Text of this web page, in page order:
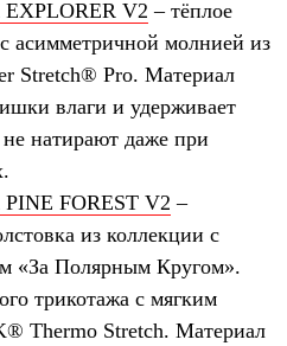
V2 – тёплое
асимметричной молнией из
Stretch® Pro. Материал
влаги и удерживает
натирают даже при
PINE FOREST V2 –
из коллекции с
«За Полярным Кругом».
трикотажа с мягким
Thermo Stretch. Материал